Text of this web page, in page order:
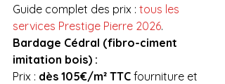
Guide complet des prix : tous les
services Prestige Pierre 2026.
Bardage Cédral (fibro-ciment
imitation bois) :
Prix : dès 105€/m² TTC fourniture et